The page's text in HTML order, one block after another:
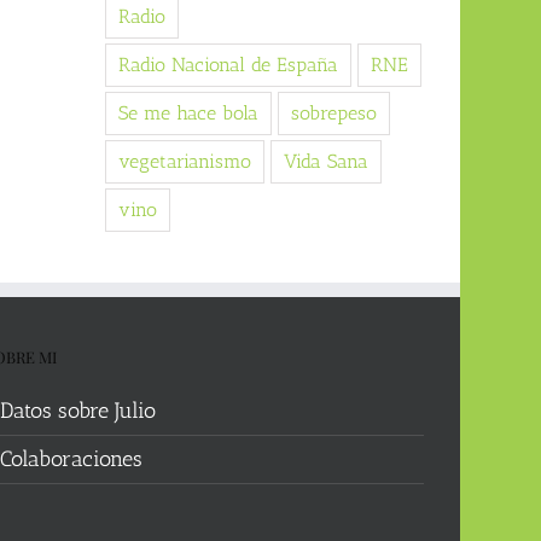
Radio
Radio Nacional de España RNE
Se me hace bola sobrepeso
vegetarianismo Vida Sana
vino
MI
Datos sobre Julio
Colaboraciones